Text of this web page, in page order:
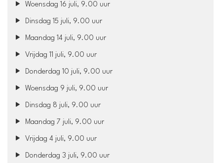
Woensdag 16 juli, 9.00 uur
Dinsdag 15 juli, 9.00 uur
Maandag 14 juli, 9.00 uur
Vrijdag 11 juli, 9.00 uur
Donderdag 10 juli, 9.00 uur
Woensdag 9 juli, 9.00 uur
Dinsdag 8 juli, 9.00 uur
Maandag 7 juli, 9.00 uur
Vrijdag 4 juli, 9.00 uur
Donderdag 3 juli, 9.00 uur